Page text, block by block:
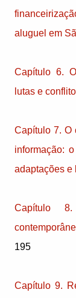
aluguel em
Capítulo 6.
lutas e
Capítulo 7. O
informação:
adaptações e
Capítulo
195
Capítulo 9.